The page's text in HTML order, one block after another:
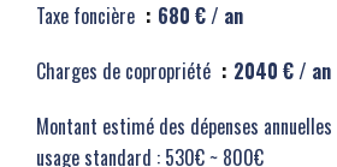
Taxe foncière
680 € / an
Charges de copropriété
2040 € / an
Montant estimé des dépenses
usage standard : 530€ ~ 800€